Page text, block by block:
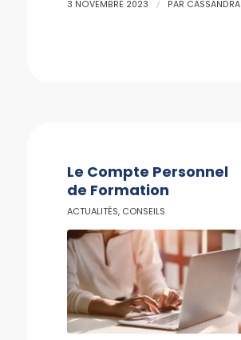
3 NOVEMBRE 2023 / PAR CASSANDRA
Le Compte Personnel
de Formation
ACTUALITÉS, CONSEILS